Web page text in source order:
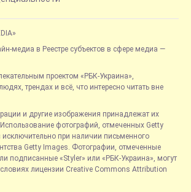
медиа в Реестре субъектов в сфере медиа —
проектом «РБК-Украина»,
трендах и всё, что интересно читать вне
и другие изображения принадлежат их
фотографий, отмеченных Getty
исключительно при наличии письменного
Getty Images. Фотографии, отмеченные
подписанные «Styler» или «РБК-Украина», могут
лицензии Creative Commons Attribution